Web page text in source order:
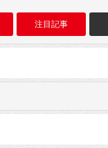
注目記事